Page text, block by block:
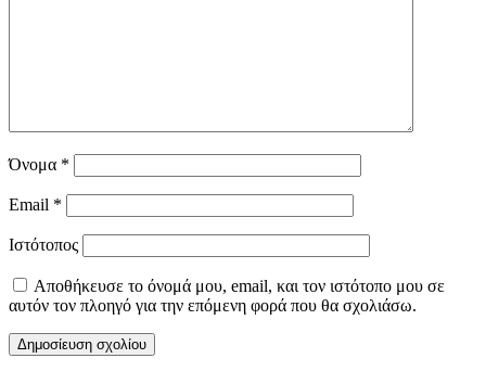
Όνομα *
Email *
Ιστότοπος
Αποθήκευσε το όνομά μου, email, και τον ιστότοπο μου σε
αυτόν τον πλοηγό για την επόμενη φορά που θα σχολιάσω.